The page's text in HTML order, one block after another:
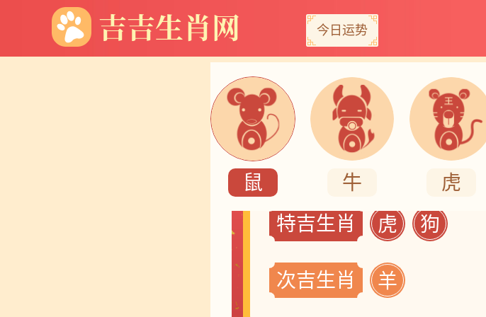
今日运势
鼠 牛 虎
当日生肖运势排行
特吉生肖 虎 狗
次吉生肖 羊